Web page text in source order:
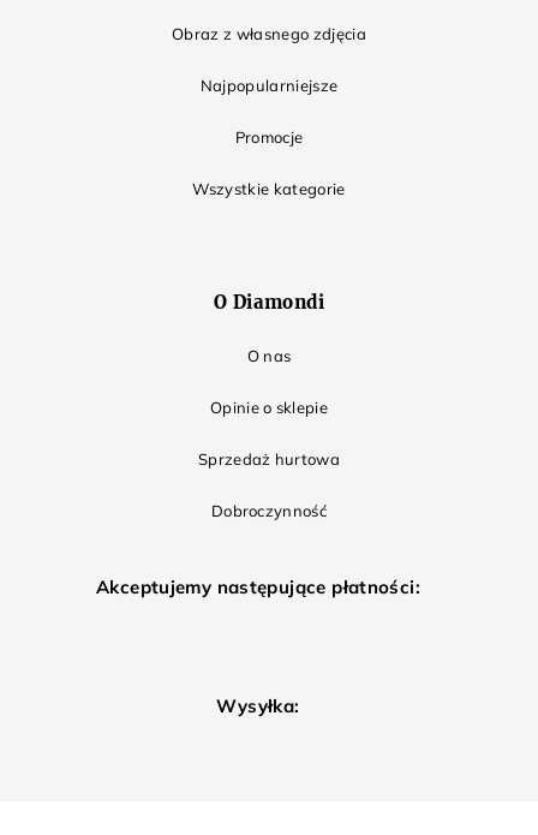
Obraz z własnego zdjęcia
Najpopularniejsze
Promocje
Wszystkie kategorie
O Diamondi
O nas
Opinie o sklepie
Sprzedaż hurtowa
Dobroczynność
Akceptujemy następujące płatności:
Wysyłka: